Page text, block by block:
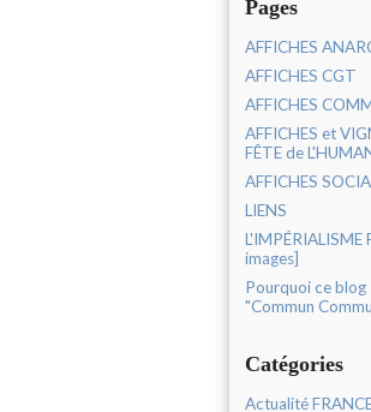
Pages
AFFICHES
AFFICHES CGT
AFFICHES
AFFICHES et
FÊTE de
AFFICHES
LIENS
L'IMPÉRIALISME
images]
Pourquoi ce blog
"Commun
Catégories
Actualité